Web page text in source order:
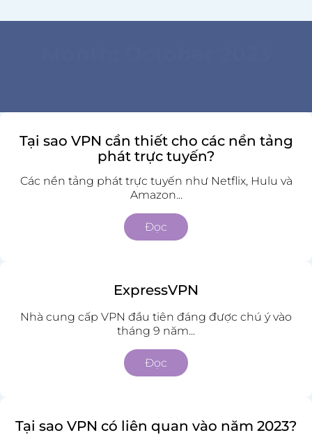
Tại sao VPN cần thiết cho các nền tảng
phát trực tuyến?
Các nền tảng phát trực tuyến như Netflix, Hulu và
Amazon...
Đọc
ExpressVPN
Nhà cung cấp VPN đầu tiên đáng được chú ý vào
tháng 9 năm...
Đọc
Tại sao VPN có liên quan vào năm 2023?